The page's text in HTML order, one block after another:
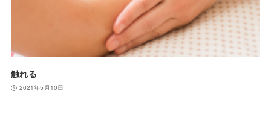
触れる
2021年5月10日